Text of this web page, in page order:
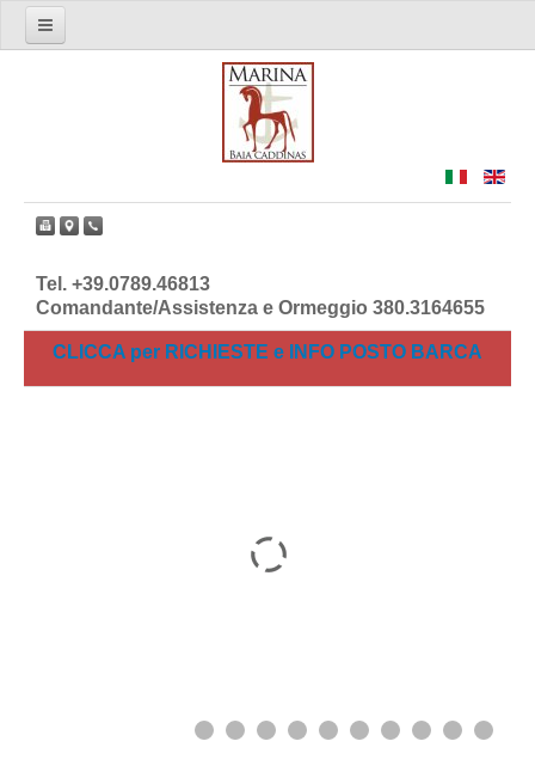
Il Marina di Baia Caddinas
Dove Siamo
Tel. +39.0789.46813
Comandante/Assistenza e Ormeggio 380.3164655
CLICCA per RICHIESTE e INFO POSTO BARCA